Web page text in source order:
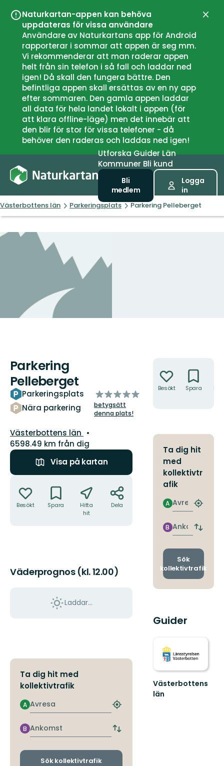
Naturkartan-appen kan behöva
uppdateras för vissa användare
Användare av Naturkartans app för Android
rapporterar i sommar att appen är seg mm.
Vi rekommenderar att man raderar appen
helt från sin telefon i så fall och laddar ned
igen! Då skall den fungera bättre. Den
befintliga appen skall ersättas av en ny app
efter sommaren. Den gamla appen laddar
all data för hela landet lokalt i appen (för
att klara offline-läge) men det innebär att
den blir för stor för vissa telefoner - då
behöver den raderas och laddas ned igen!
UtforskaGuiderLän
Kommuner Bli kund
Bli
medlem
Logga
in
Västerbottens län Parkeringsplats Parkering Pelleberget
Parkering
Pelleberget
Parkeringsplats
Nära parkering
av
5
stjärnor
betygsätt
denna plats!
Län:
Västerbottens län
6598.49 km från dig
Visa på kartan
Besökt Spara
Hitta
hit
Dela
Väderprognos (kl. 12.00)
Laddar...
Ta dig hit med
kollektivtrafik
Avresa
A
Hitta
hållplats
Ankomst
B
Byt
och
Sök kollektivtrafik
Besökt Spara
Ta dig hit
med
kollektivtr
afik
Avresa
A
Hitta
Ankomst
B
Byt
och
Sök
kollektivtrafik
Guider
Västerbottens
län